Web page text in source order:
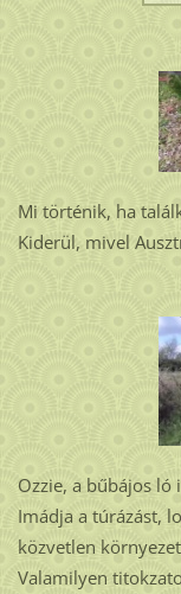
Mi történik, ha
Kiderül, mivel
Ozzie, a bűbájos ló
Imádja a túrázást,
közvetlen
Valamilyen